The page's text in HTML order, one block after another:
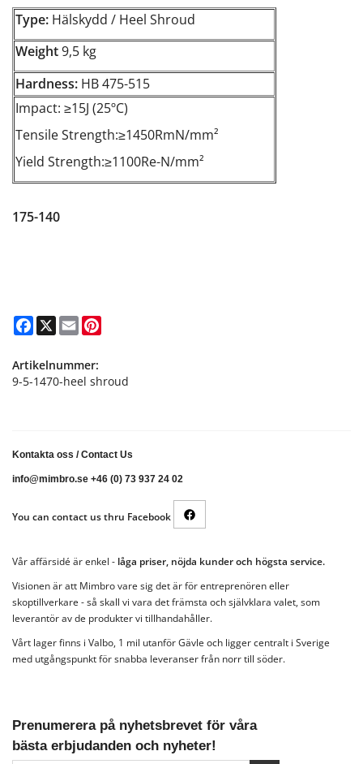
Type: Hälskydd / Heel Shroud
Weight9,5 kg
Hardness: HB 475-515
Impact: ≥15J (25ºC)
Tensile Strength:≥1450RmN/mm²
Yield Strength:≥1100Re-N/mm²
175-140
Facebook
X Email
Artikelnummer:
9-5-1470-heel shroud
Kontakta oss /Contact Us
info@mimbro.se +46 (0) 73 937 24 02
You can contact us thru Facebook
Vår affärsidé är enkel - låga priser, nöjda kunder och högsta service.
Visionen är att Mimbro vare sig det är för entreprenören eller
skoptillverkare - så skall vi vara det främsta och självklara valet, som
leverantör av de produkter vi tillhandahåller.
Vårt lager finns i Valbo, 1 mil utanför Gävle och ligger centralt i Sverige
med utgångspunkt för snabba leveranser från norr till söder.
Prenumerera på nyhetsbrevet för våra
bästa erbjudanden och nyheter!